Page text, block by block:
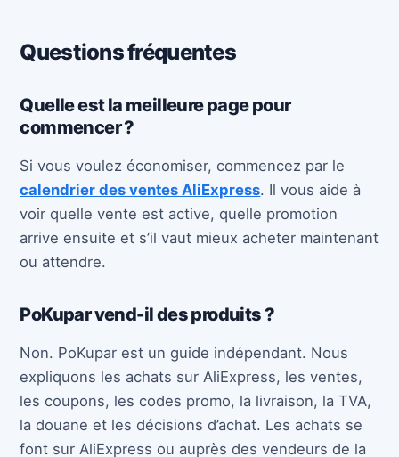
Questions fréquentes
Quelle est la meilleure page pour
commencer ?
Si vous voulez économiser, commencez par le
calendrier des ventes AliExpress. Il vous aide à
voir quelle vente est active, quelle promotion
arrive ensuite et s’il vaut mieux acheter maintenant
ou attendre.
PoKupar vend-il des produits ?
Non. PoKupar est un guide indépendant. Nous
expliquons les achats sur AliExpress, les ventes,
les coupons, les codes promo, la livraison, la TVA,
la douane et les décisions d’achat. Les achats se
font sur AliExpress ou auprès des vendeurs de la